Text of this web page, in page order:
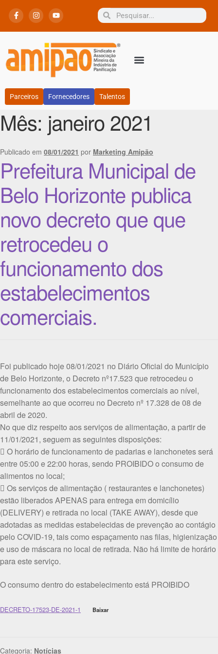
Parceiros Fornecedores Talentos
Mês: janeiro 2021
Publicado em 08/01/2021 por Marketing Amipão
Prefeitura Municipal de
Belo Horizonte publica
novo decreto que que
retrocedeu o
funcionamento dos
estabelecimentos
comerciais.
Foi publicado hoje 08/01/2021 no Diário Oficial do Município
de Belo Horizonte, o Decreto nº17.523 que retrocedeu o
funcionamento dos estabelecimentos comerciais ao nível,
semelhante ao que ocorreu no Decreto nº 17.328 de 08 de
abril de 2020.
No que diz respeito aos serviços de alimentação, a partir de
11/01/2021, seguem as seguintes disposições:
 O horário de funcionamento de padarias e lanchonetes será
entre 05:00 e 22:00 horas, sendo PROIBIDO o consumo de
alimentos no local;
 Os serviços de alimentação ( restaurantes e lanchonetes)
estão liberados APENAS para entrega em domicílio
(DELIVERY) e retirada no local (TAKE AWAY), desde que
adotadas as medidas estabelecidas de prevenção ao contágio
pelo COVID-19, tais como espaçamento nas filas, higienização
e uso de máscara no local de retirada. Não há limite de horário
para este serviço.
O consumo dentro do estabelecimento está PROIBIDO
DECRETO-17523-DE-2021-1 Baixar
Categoria: Notícias